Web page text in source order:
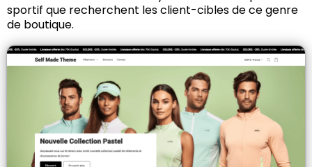
sportif que recherchent les client-cibles de ce genre
de boutique.